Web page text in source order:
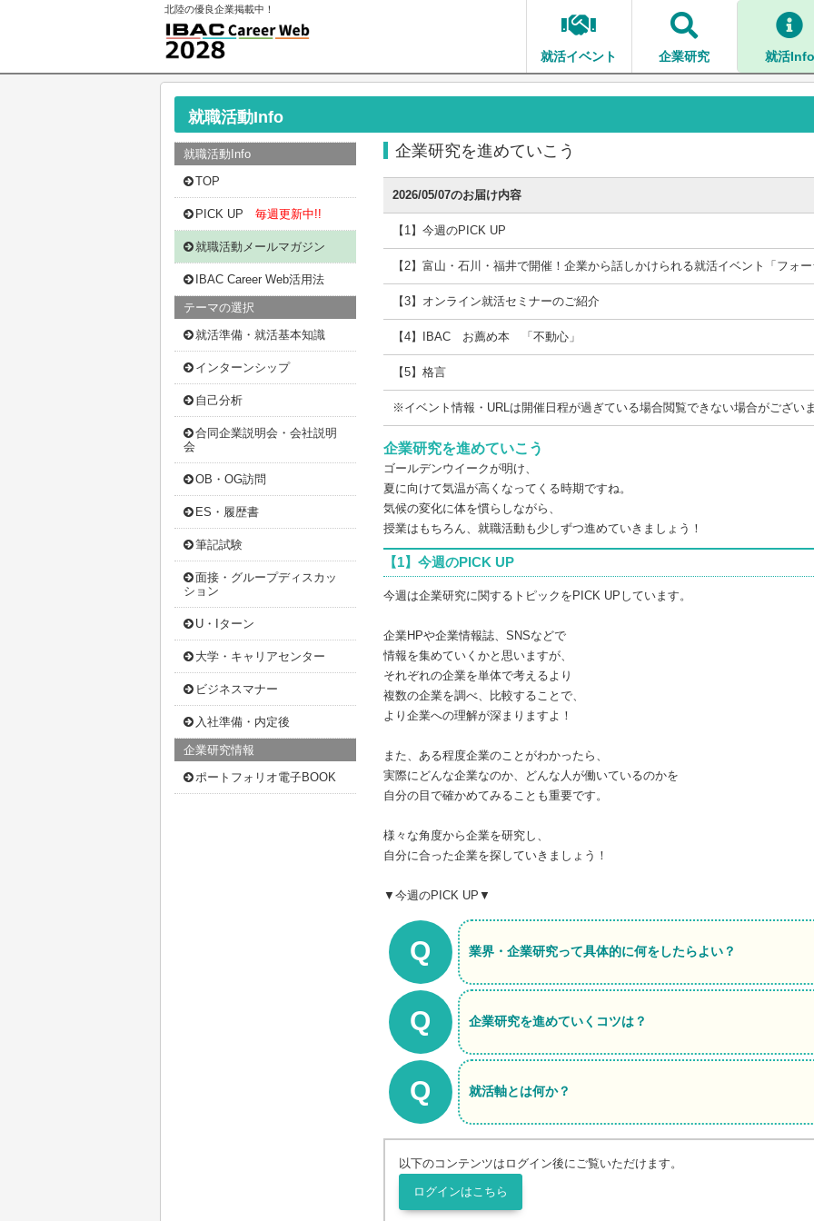
北陸の優良企業掲載中！
就活イベント 企業研究 就活Info
就職活動Info
企業研究を進めていこう
2026/05/07のお届け内容
【1】今週のPICK UP
【2】富山・石川・福井で開催！企業から話しかけられる就活イベント「フォー
【3】オンライン就活セミナーのご紹介
【4】IBAC お薦め本 「不動心」
【5】格言
※イベント情報・URLは開催日程が過ぎている場合閲覧できない場合がござい
企業研究を進めていこう
ゴールデンウイークが明け、
夏に向けて気温が高くなってくる時期ですね。
気候の変化に体を慣らしながら、
授業はもちろん、就職活動も少しずつ進めていきましょう！
【1】今週のPICK UP
今週は企業研究に関するトピックをPICK UPしています。
企業HPや企業情報誌、SNSなどで
情報を集めていくかと思いますが、
それぞれの企業を単体で考えるより
複数の企業を調べ、比較することで、
より企業への理解が深まりますよ！
また、ある程度企業のことがわかったら、
実際にどんな企業なのか、どんな人が働いているのかを
自分の目で確かめてみることも重要です。
様々な角度から企業を研究し、
自分に合った企業を探していきましょう！
▼今週のPICK UP▼
Q 業界・企業研究って具体的に何をしたらよい？
Q 企業研究を進めていくコツは？
Q 就活軸とは何か？
以下のコンテンツはログイン後にご覧いただけます。
就職活動Info
TOP
PICK UP 毎週更新中!!
就職活動メールマガジン
IBAC Career Web活用法
テーマの選択
就活準備・就活基本知識
インターンシップ
自己分析
合同企業説明会・会社説明
会
OB・OG訪問
ES・履歴書
筆記試験
面接・グループディスカッ
ション
U・Iターン
大学・キャリアセンター
ビジネスマナー
入社準備・内定後
企業研究情報
ポートフォリオ電子BOOK